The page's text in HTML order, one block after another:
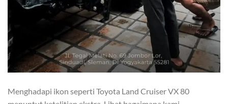
Menghadapi ikon seperti Toyota Land Cruiser VX 80